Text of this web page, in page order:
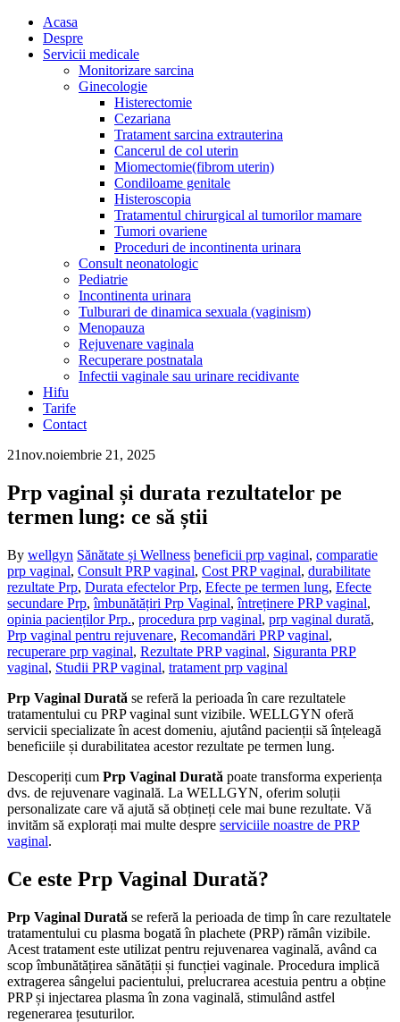
Acasa
Despre
Servicii medicale
Monitorizare sarcina
Ginecologie
Histerectomie
Cezariana
Tratament sarcina extrauterina
Cancerul de col uterin
Miomectomie(fibrom uterin)
Condiloame genitale
Histeroscopia
Tratamentul chirurgical al tumorilor mamare
Tumori ovariene
Proceduri de incontinenta urinara
Consult neonatologic
Pediatrie
Incontinenta urinara
Tulburari de dinamica sexuala (vaginism)
Menopauza
Rejuvenare vaginala
Recuperare postnatala
Infectii vaginale sau urinare recidivante
Hifu
Tarife
Contact
21nov.noiembrie 21, 2025
Prp vaginal și durata rezultatelor pe
termen lung: ce să știi
By wellgyn Sănătate și Wellness beneficii prp vaginal, comparatie
prp vaginal, Consult PRP vaginal, Cost PRP vaginal, durabilitate
rezultate Prp, Durata efectelor Prp, Efecte pe termen lung, Efecte
secundare Prp,îmbunătățiri Prp Vaginal,întreținere PRP vaginal,
opinia pacienților Prp., procedura prp vaginal, prp vaginal durată,
Prp vaginal pentru rejuvenare, Recomandări PRP vaginal,
recuperare prp vaginal, Rezultate PRP vaginal, Siguranta PRP
vaginal, Studii PRP vaginal, tratament prp vaginal
Prp Vaginal Durată se referă la perioada în care rezultatele
tratamentului cu PRP vaginal sunt vizibile. WELLGYN oferă
servicii specializate în acest domeniu, ajutând pacienții să înțeleagă
beneficiile și durabilitatea acestor rezultate pe termen lung.
Descoperiți cum Prp Vaginal Durată poate transforma experiența
dvs. de rejuvenare vaginală. La WELLGYN, oferim soluții
personalizate care vă ajută să obțineți cele mai bune rezultate. Vă
invităm să explorați mai multe despre serviciile noastre de PRP
vaginal.
Ce este Prp Vaginal Durată?
Prp Vaginal Durată se referă la perioada de timp în care rezultatele
tratamentului cu plasma bogată în plachete (PRP) rămân vizibile.
Acest tratament este utilizat pentru rejuvenarea vaginală, având ca
scop îmbunătățirea sănătății și funcției vaginale. Procedura implică
extragerea sângelui pacientului, prelucrarea acestuia pentru a obține
PRP și injectarea plasma în zona vaginală, stimulând astfel
regenerarea țesuturilor.